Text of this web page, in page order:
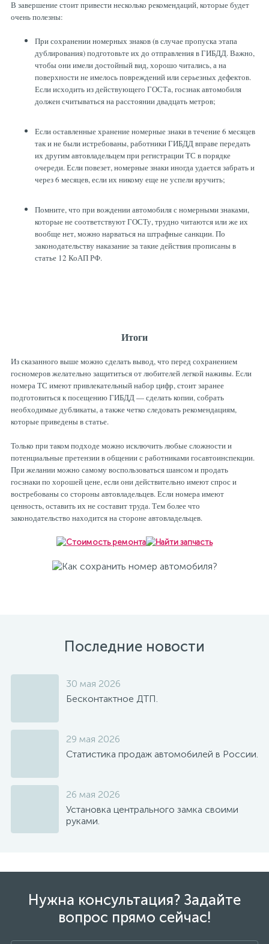
В завершение стоит привести несколько рекомендаций, которые будет
очень полезны:
При сохранении номерных знаков (в случае пропуска этапа
дублирования) подготовьте их до отправления в ГИБДД. Важно,
чтобы они имели достойный вид, хорошо читались, а на
поверхности не имелось повреждений или серьезных дефектов.
Если исходить из действующего ГОСТа, госзнак автомобиля
должен считываться на расстоянии двадцать метров;
Если оставленные хранение номерные знаки в течение 6 месяцев
так и не были истребованы, работники ГИБДД вправе передать
их другим автовладельцем при регистрации ТС в порядке
очереди. Если повезет, номерные знаки иногда удается забрать и
через 6 месяцев, если их никому еще не успели вручить;
Помните, что при вождении автомобиля с номерными знаками,
которые не соответствуют ГОСТу, трудно читаются или же их
вообще нет, можно нарваться на штрафные санкции. По
законодательству наказание за такие действия прописаны в
статье 12 КоАП РФ.
Итоги
Из сказанного выше можно сделать вывод, что перед сохранением
госномеров желательно защититься от любителей легкой наживы. Если
номера ТС имеют привлекательный набор цифр, стоит заранее
подготовиться к посещению ГИБДД — сделать копии, собрать
необходимые дубликаты, а также четко следовать рекомендациям,
которые приведены в статье.
Только при таком подходе можно исключить любые сложности и
потенциальные претензии в общении с работниками госавтоинспекции.
При желании можно самому воспользоваться шансом и продать
госзнаки по хорошей цене, если они действительно имеют спрос и
востребованы со стороны автовладельцев. Если номера имеют
ценность, оставить их не составит труда. Тем более что
законодательство находится на стороне автовладельцев.
Последние новости
30 мая 2026
Бесконтактное ДТП.
29 мая 2026
Статистика продаж автомобилей в России.
26 мая 2026
Установка центрального замка своими
руками.
Нужна консультация? Задайте
вопрос прямо сейчас!